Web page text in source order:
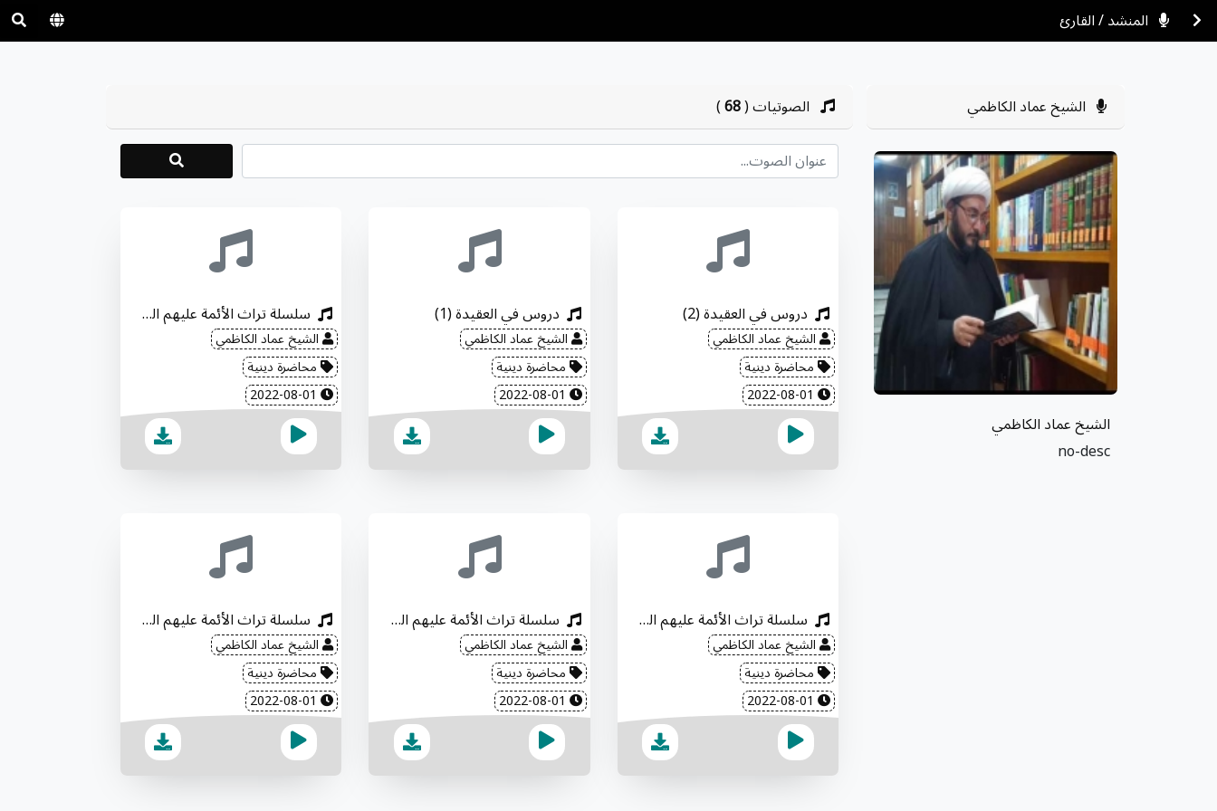
المنشد / القارئ
الشيخ عماد الكاظمي
الشيخ عماد الكاظمي
no-desc
الصوتيات(
68
)
دروس في العقيدة (2)
الشيخ عماد الكاظمي
محاضرة دينية
دروس في العقيدة (1)
الشيخ عماد الكاظمي
محاضرة دينية
سلسلة تراث الأئمة عليهم السلام (6)
الشيخ عماد الكاظمي
محاضرة دينية
2022-08-01
سلسلة تراث الأئمة عليهم السلام (5)
الشيخ عماد الكاظمي
محاضرة دينية
سلسلة تراث الأئمة عليهم السلام (4)
الشيخ عماد الكاظمي
محاضرة دينية
سلسلة تراث الأئمة عليهم السلام (3)
الشيخ عماد الكاظمي
محاضرة دينية
2022-08-01